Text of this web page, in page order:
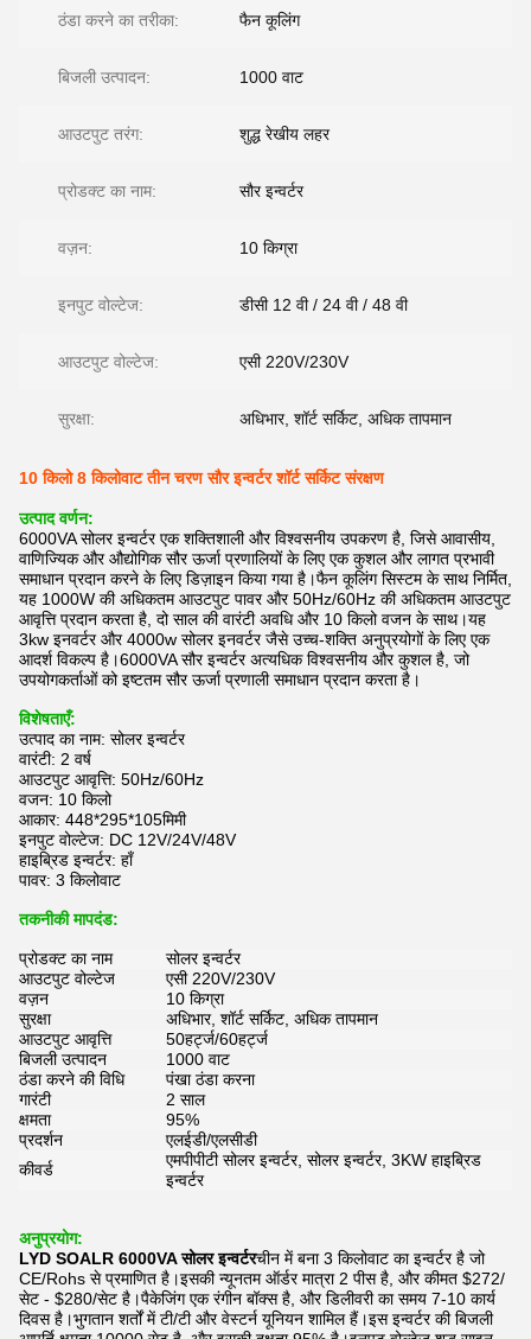
ठंडा करने का तरीका: फैन कूलिंग
बिजली उत्पादन: 1000 वाट
आउटपुट तरंग: शुद्ध रेखीय लहर
प्रोडक्ट का नाम: सौर इन्वर्टर
वज़न: 10 किग्रा
इनपुट वोल्टेज: डीसी 12 वी / 24 वी / 48 वी
आउटपुट वोल्टेज: एसी 220V/230V
सुरक्षा: अधिभार, शॉर्ट सर्किट, अधिक तापमान
10 किलो 8 किलोवाट तीन चरण सौर इन्वर्टर शॉर्ट सर्किट संरक्षण
उत्पाद वर्णन:
6000VA सोलर इन्वर्टर एक शक्तिशाली और विश्वसनीय उपकरण है, जिसे आवासीय,
वाणिज्यिक और औद्योगिक सौर ऊर्जा प्रणालियों के लिए एक कुशल और लागत प्रभावी
समाधान प्रदान करने के लिए डिज़ाइन किया गया है।फैन कूलिंग सिस्टम के साथ निर्मित,
यह 1000W की अधिकतम आउटपुट पावर और 50Hz/60Hz की अधिकतम आउटपुट
आवृत्ति प्रदान करता है, दो साल की वारंटी अवधि और 10 किलो वजन के साथ।यह
3kw इनवर्टर और 4000w सोलर इनवर्टर जैसे उच्च-शक्ति अनुप्रयोगों के लिए एक
आदर्श विकल्प है।6000VA सौर इन्वर्टर अत्यधिक विश्वसनीय और कुशल है, जो
उपयोगकर्ताओं को इष्टतम सौर ऊर्जा प्रणाली समाधान प्रदान करता है।
विशेषताएँ:
उत्पाद का नाम: सोलर इन्वर्टर
वारंटी: 2 वर्ष
आउटपुट आवृत्ति: 50Hz/60Hz
वजन: 10 किलो
आकार: 448*295*105मिमी
इनपुट वोल्टेज: DC 12V/24V/48V
हाइब्रिड इन्वर्टर: हाँ
पावर: 3 किलोवाट
तकनीकी मापदंड:
प्रोडक्ट का नाम
सोलर इन्वर्टर
आउटपुट वोल्टेज
एसी 220V/230V
वज़न
10 किग्रा
सुरक्षा
अधिभार, शॉर्ट सर्किट, अधिक तापमान
आउटपुट आवृत्ति
50हर्ट्ज/60हर्ट्ज
बिजली उत्पादन
1000 वाट
ठंडा करने की विधि
पंखा ठंडा करना
गारंटी
2 साल
क्षमता
95%
प्रदर्शन
एलईडी/एलसीडी
कीवर्ड
एमपीपीटी सोलर इन्वर्टर, सोलर इन्वर्टर, 3KW हाइब्रिड
इन्वर्टर
अनुप्रयोग:
LYD SOALR 6000VA सोलर इन्वर्टरचीन में बना 3 किलोवाट का इन्वर्टर है जो
CE/Rohs से प्रमाणित है।इसकी न्यूनतम ऑर्डर मात्रा 2 पीस है, और कीमत $272/
सेट - $280/सेट है।पैकेजिंग एक रंगीन बॉक्स है, और डिलीवरी का समय 7-10 कार्य
दिवस है।भुगतान शर्तों में टी/टी और वेस्टर्न यूनियन शामिल हैं।इस इन्वर्टर की बिजली